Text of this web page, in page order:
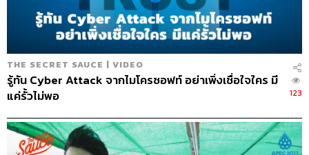
THE SECRET SAUCE | VIDEO
รู้ทัน Cyber Attack จากไมโครซอฟท์ อย่าเพิ่งเชื่อใจใคร มี
แค่รั้วไม่พอ
123